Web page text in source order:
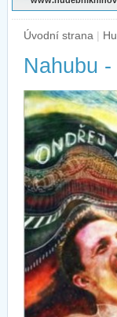
Úvodní strana |
Nahubu